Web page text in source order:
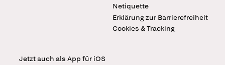
Netiquette
Erklärung zur Barrierefreiheit
Cookies & Tracking
Jetzt auch als App für iOS